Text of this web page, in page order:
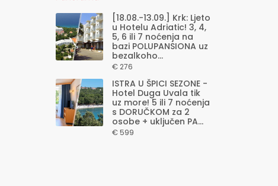
[18.08.-13.09.] Krk: Ljeto
u Hotelu Adriatic! 3, 4,
5, 6 ili 7 noćenja na
bazi POLUPANSIONA uz
bezalkoho...
€ 276
ISTRA U ŠPICI SEZONE -
Hotel Duga Uvala tik
uz more! 5 ili 7 noćenja
s DORUČKOM za 2
osobe + uključen PA...
€ 599